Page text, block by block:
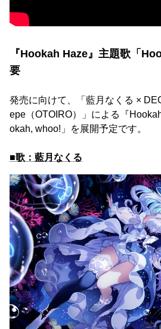
『Hookah Haze』主題歌「
要
発売に向けて、「藍月なくる ×
epe（OTOIRO）」による『
okah, whoo!」を展開予定です。
■歌：藍月なくる